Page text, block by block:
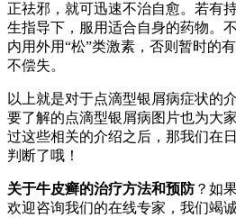
正祛邪，就可迅速不治自愈。若有
生指导下，服用适合自身的药物。
内用外用“松”类激素，否则暂时的
不偿失。
以上就是对于点滴型银屑病症状的
要了解的点滴型银屑病图片也为大
过这些相关的介绍之后，那我们在
判断了哦！
关于牛皮癣的治疗方法和预防？如
欢迎咨询我们的在线专家，我们竭